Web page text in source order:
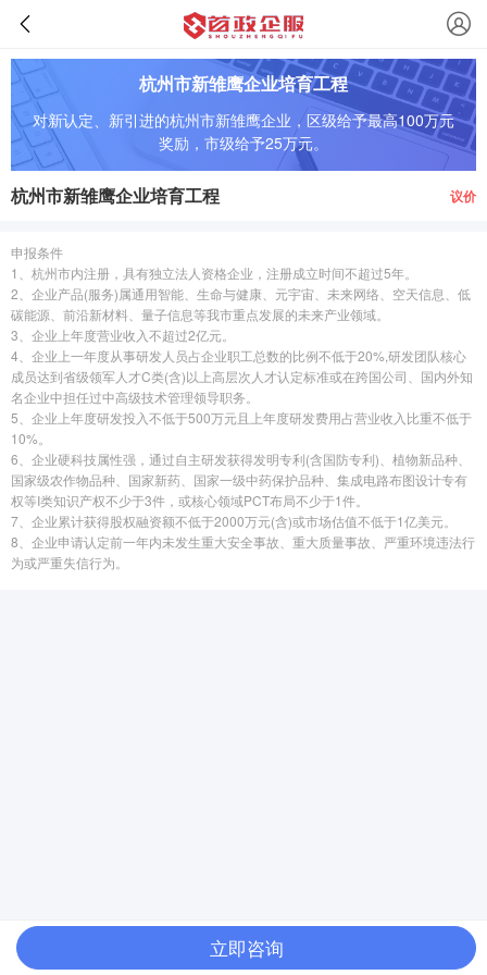
杭州市新雏鹰企业培育工程
对新认定、新引进的杭州市新雏鹰企业，区级给予最高100万元
奖励，市级给予25万元。
杭州市新雏鹰企业培育工程 议价
申报条件
1、杭州市内注册，具有独立法人资格企业，注册成立时间不超过5年。
2、企业产品(服务)属通用智能、生命与健康、元宇宙、未来网络、空天信息、低
碳能源、前沿新材料、量子信息等我市重点发展的未来产业领域。
3、企业上年度营业收入不超过2亿元。
4、企业上一年度从事研发人员占企业职工总数的比例不低于20%,研发团队核心
成员达到省级领军人才C类(含)以上高层次人才认定标准或在跨国公司、国内外知
名企业中担任过中高级技术管理领导职务。
5、企业上年度研发投入不低于500万元且上年度研发费用占营业收入比重不低于
10%。
6、企业硬科技属性强，通过自主研发获得发明专利(含国防专利)、植物新品种、
国家级农作物品种、国家新药、国家一级中药保护品种、集成电路布图设计专有
权等I类知识产权不少于3件，或核心领域PCT布局不少于1件。
7、企业累计获得股权融资额不低于2000万元(含)或市场估值不低于1亿美元。
8、企业申请认定前一年内未发生重大安全事故、重大质量事故、严重环境违法行
为或严重失信行为。
立即咨询